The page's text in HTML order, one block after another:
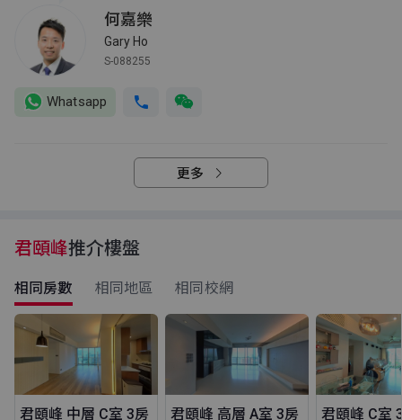
何嘉樂
Gary Ho
S-088255
Whatsapp
更多
君頤峰推介樓盤
相同房數 相同地區 相同校網
君頤峰 中層 C室 3房 君頤峰 高層 A室 3房 君頤峰 C室